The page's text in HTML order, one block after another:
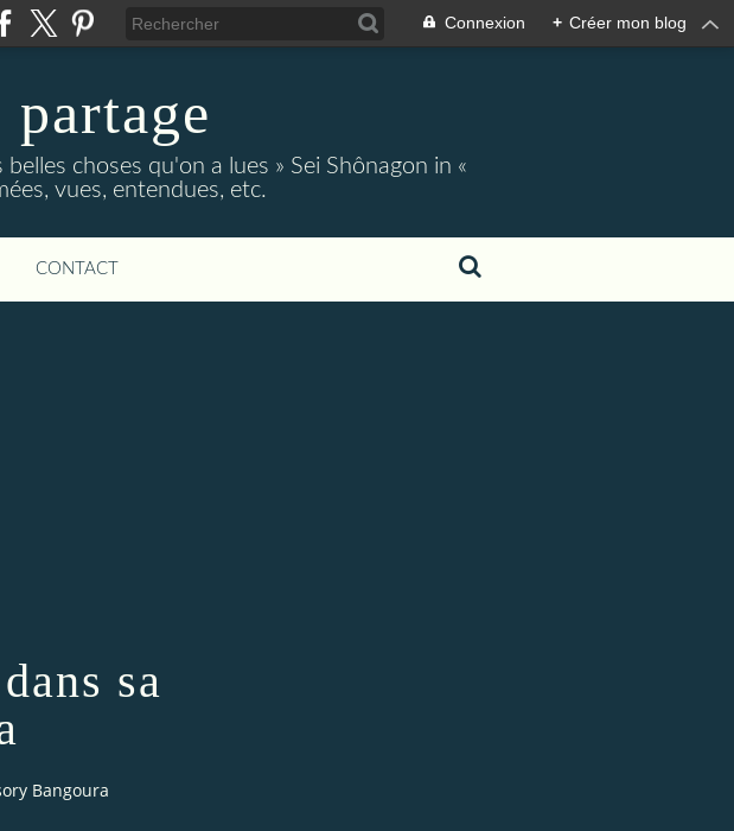
Connexion + Créer mon blog
choses qu'on a lues » Sei Shônagon in «
vues, entendues, etc.
CONTACT
sa
Bangoura